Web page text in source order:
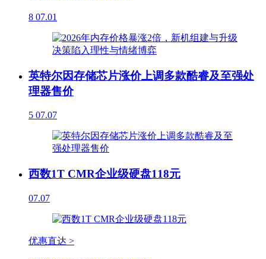
8 07.01
英特尔因存储芯片涨价上调多款酷睿及至强处
理器售价
5 07.07
西数1T CMR企业级硬盘118元
07.07
优惠直达 >